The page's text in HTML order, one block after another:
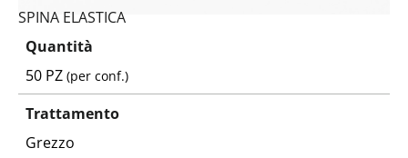
SPINA ELASTICA
Quantità
50 PZ(per conf.)
Trattamento
Grezzo